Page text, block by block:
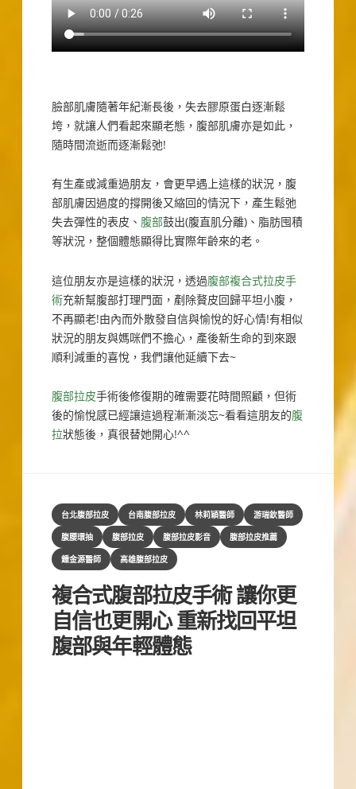
臉部肌膚隨著年紀漸長後，失去膠原蛋白逐漸鬆
垮，就讓人們看起來顯老態，腹部肌膚亦是如此，
隨時間流逝而逐漸鬆弛!
有生產或減重過朋友，會更早遇上這樣的狀況，腹
部肌膚因過度的撐開後又縮回的情況下，產生鬆弛
失去彈性的表皮、 腹部鼓出(腹直肌分離)、脂肪囤積
等狀況，整個體態顯得比實際年齡來的老。
這位朋友亦是這樣的狀況，透過腹部複合式拉皮手
術充新幫腹部打理門面，剷除贅皮回歸平坦小腹，
不再顯老!由內而外散發自信與愉悅的好心情!有相似
狀況的朋友與媽咪們不擔心，產後新生命的到來跟
順利減重的喜悅，我們讓他延續下去~
腹部拉皮手術後修復期的確需要花時間照顧，但術
後的愉悅感已經讓這過程漸漸淡忘~看看這朋友的腹
拉狀態後，真很替她開心!^^
Categories
台北腹部拉皮 台南腹部拉皮 林莉穎醫師
游瑞欽醫師
腹腰環抽
腹部拉皮 腹部拉皮影音
腹部拉皮推薦
鍾金源醫師
高雄腹部拉皮
複合式腹部拉皮手術 讓你更
自信也更開心 重新找回平坦
腹部與年輕體態